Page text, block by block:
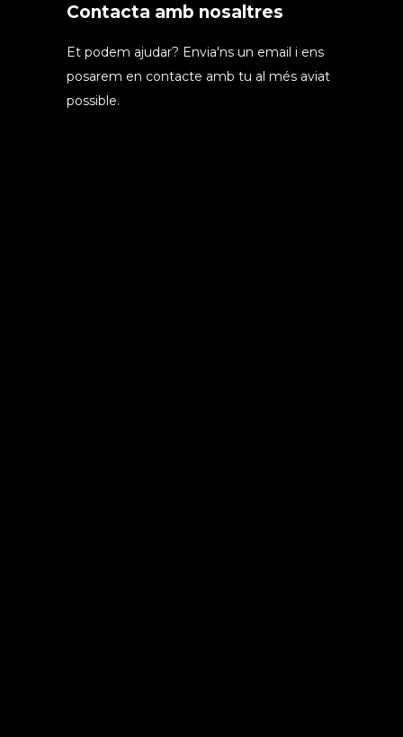
Contacta amb nosaltres
Et podem ajudar? Envia'ns un email i ens
posarem en contacte amb tu al més aviat
possible.